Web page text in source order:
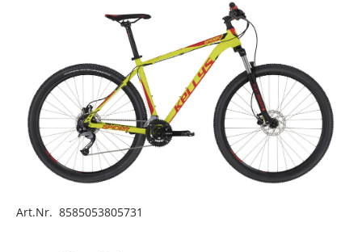
Art.Nr. 8585053805731